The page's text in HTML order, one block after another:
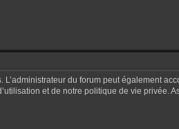
du forum peut également
et de notre politique de vie privée.